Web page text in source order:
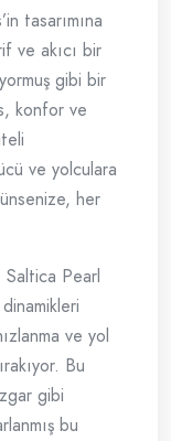
tasarımına
ve akıcı bir
gibi bir
konfor ve
ve yolculara
her
Saltica Pearl
ve yol
Bu
gibi
bu